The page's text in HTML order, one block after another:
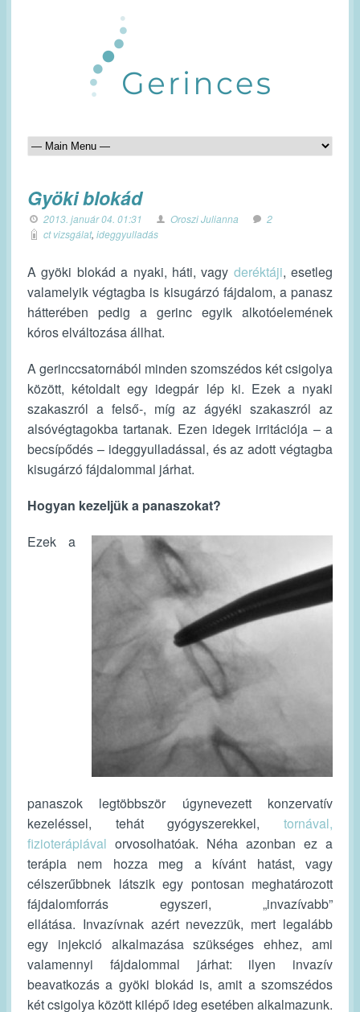
Gyöki blokád
2013. január 04. 01:31 Oroszi Julianna
2
ct vizsgálat, ideggyulladás
A gyöki blokád a nyaki, háti, vagy deréktáji, esetleg
valamelyik végtagba is kisugárzó fájdalom, a panasz
hátterében pedig a gerinc egyik alkotóelemének
kóros elváltozása állhat.
A gerinccsatornából minden szomszédos két csigolya
között, kétoldalt egy idegpár lép ki. Ezek a nyaki
szakaszról a felső-, míg az ágyéki szakaszról az
alsóvégtagokba tartanak. Ezen idegek irritációja – a
becsípődés – ideggyulladással, és az adott végtagba
kisugárzó fájdalommal járhat.
Hogyan kezeljük a panaszokat?
Ezek a
panaszok legtöbbször úgynevezett konzervatív
kezeléssel, tehát gyógyszerekkel, tornával,
fizioterápiával orvosolhatóak. Néha azonban ez a
terápia nem hozza meg a kívánt hatást, vagy
célszerűbbnek látszik egy pontosan meghatározott
fájdalomforrás egyszeri, „invazívabb”
ellátása. Invazívnak azért nevezzük, mert legalább
egy injekció alkalmazása szükséges ehhez, ami
valamennyi fájdalommal járhat: ilyen invazív
beavatkozás a gyöki blokád is, amit a szomszédos
két csigolya között kilépő ideg esetében alkalmazunk.